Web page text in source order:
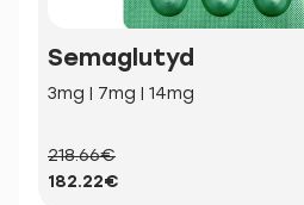
Semaglutyd
3mg | 7mg | 14mg
218.66€
182.22€